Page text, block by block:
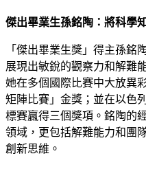
傑出畢業生孫銘陶：將科學
「傑出畢業生獎」得主孫銘
展現出敏銳的觀察力和解難
她在多個國際比賽中大放異
矩陣比賽」金獎；並在以色
標賽贏得三個獎項。銘陶的
領域，更包括解難能力和團
創新思維。